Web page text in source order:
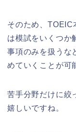
そのため、TOEIC
は模試をいくつか
事項のみを扱うな
めていくことが可
苦手分野だけに絞
嬉しいですね。